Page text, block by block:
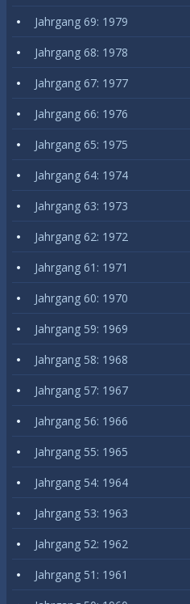
Jahrgang 69: 1979
Jahrgang 68: 1978
Jahrgang 67: 1977
Jahrgang 66: 1976
Jahrgang 65: 1975
Jahrgang 64: 1974
Jahrgang 63: 1973
Jahrgang 62: 1972
Jahrgang 61: 1971
Jahrgang 60: 1970
Jahrgang 59: 1969
Jahrgang 58: 1968
Jahrgang 57: 1967
Jahrgang 56: 1966
Jahrgang 55: 1965
Jahrgang 54: 1964
Jahrgang 53: 1963
Jahrgang 52: 1962
Jahrgang 51: 1961